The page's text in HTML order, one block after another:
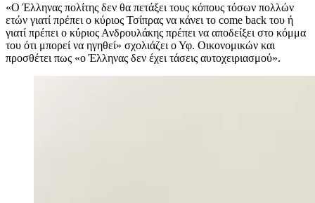
«Ο Έλληνας πολίτης δεν θα πετάξει τους κόπους τόσων πολλών
ετών γιατί πρέπει ο κύριος Τσίπρας να κάνει το come back του ή
γιατί πρέπει ο κύριος Ανδρουλάκης πρέπει να αποδείξει στο κόμμα
του ότι μπορεί να ηγηθεί» σχολιάζει ο Υφ. Οικονομικών και
προσθέτει πως «ο Έλληνας δεν έχει τάσεις αυτοχειριασμού».